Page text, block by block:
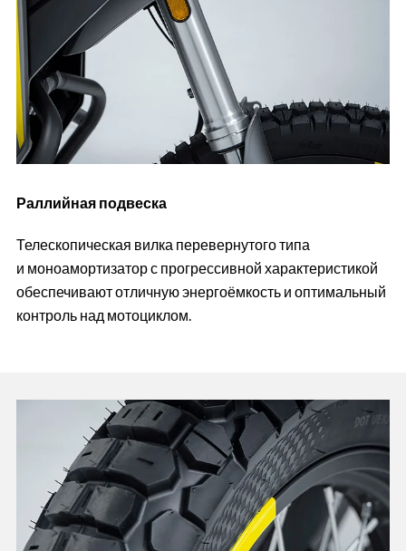
Раллийная подвеска
Телескопическая вилка перевернутого типа
и моноамортизатор с прогрессивной характеристикой
обеспечивают отличную энергоёмкость и оптимальный
контроль над мотоциклом.